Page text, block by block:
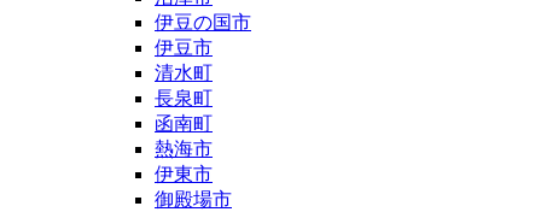
伊豆の国市
伊豆市
清水町
長泉町
函南町
熱海市
伊東市
御殿場市